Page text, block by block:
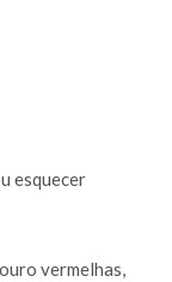
esquecer
vermelhas,